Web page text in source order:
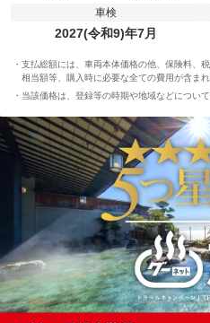
車検
2027(令和9)年7月
支払総額には、車両本体価格の他、保険料、
相当額等、購入時に必要な全ての費用が含まれ
当該価格は、登録等の時期や地域などについ